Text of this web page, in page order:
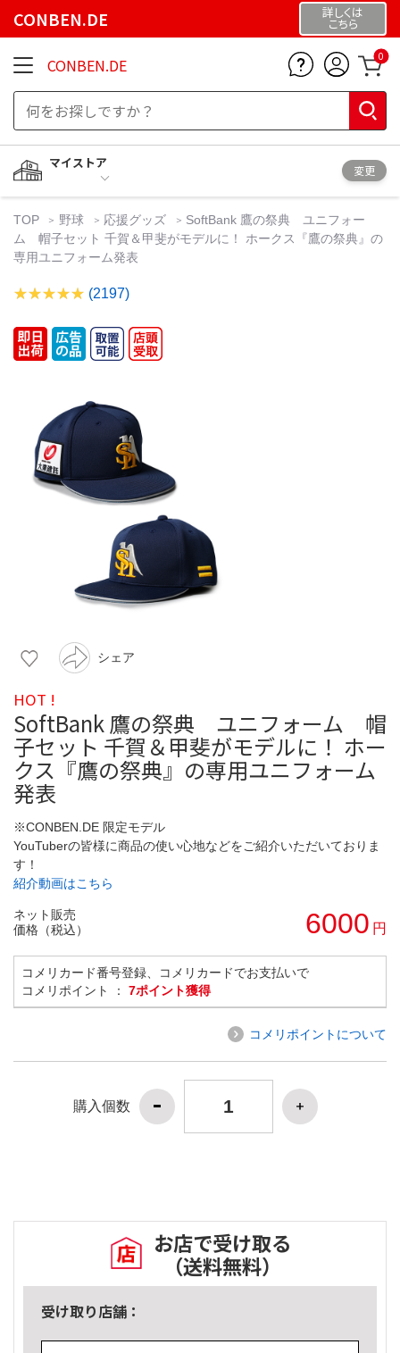
CONBEN.DE 詳しくは
こちら
CONBEN.DE 0
マイストア
変更
TOP 野球 応援グッズ
SoftBank 鷹の祭典 ユニフォー
ム 帽子セット 千賀＆甲斐がモデルに！ ホークス『鷹の祭典』の
専用ユニフォーム発表
(2197)
シェア
HOT !
SoftBank 鷹の祭典 ユニフォーム 帽
子セット 千賀＆甲斐がモデルに！ ホー
クス『鷹の祭典』の専用ユニフォーム
発表
※CONBEN.DE 限定モデル
YouTuberの皆様に商品の使い心地などをご紹介いただいておりま
す！
紹介動画はこちら
ネット販売
価格（税込）
6000 円
コメリカード番号登録、コメリカードでお支払いで
コメリポイント ： 7ポイント獲得
コメリポイントについて
購入個数
お店で受け取る
（送料無料）
受け取り店舗：